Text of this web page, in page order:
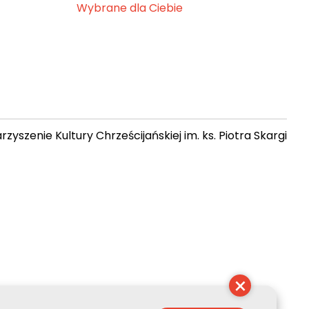
Wybrane dla Ciebie
Kultury Chrześcijańskiej im. ks. Piotra Skargi
×